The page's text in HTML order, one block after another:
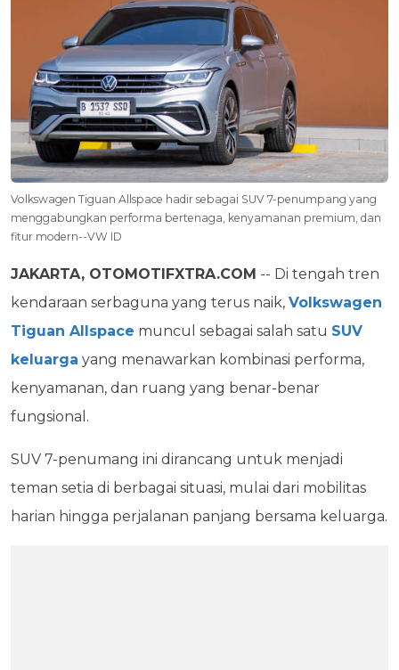
Volkswagen Tiguan Allspace hadir sebagai SUV 7-penumpang yang
menggabungkan performa bertenaga, kenyamanan premium, dan
fitur modern--VW ID
JAKARTA, OTOMOTIFXTRA.COM -- Di tengah tren
kendaraan serbaguna yang terus naik, Volkswagen
Tiguan Allspace muncul sebagai salah satu SUV
keluarga yang menawarkan kombinasi performa,
kenyamanan, dan ruang yang benar-benar
fungsional.
SUV 7-penumang ini dirancang untuk menjadi
teman setia di berbagai situasi, mulai dari mobilitas
harian hingga perjalanan panjang bersama keluarga.